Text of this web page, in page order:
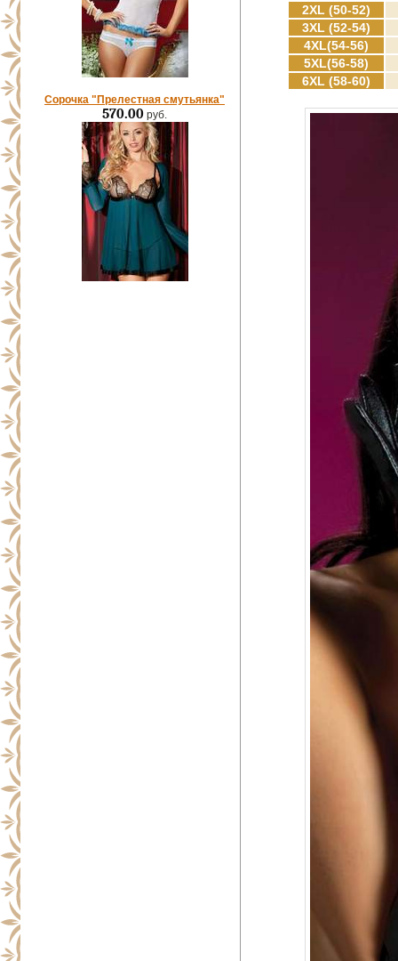
Сорочка "Прелестная смутьянка"
570.00 руб.
2XL (50-52)
3XL (52-54)
4XL(54-56)
5XL(56-58)
6XL (58-60)